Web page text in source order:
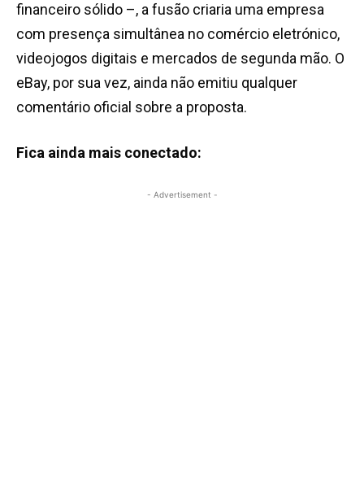
financeiro sólido –, a fusão criaria uma empresa
com presença simultânea no comércio eletrónico,
videojogos digitais e mercados de segunda mão. O
eBay, por sua vez, ainda não emitiu qualquer
comentário oficial sobre a proposta.
Fica ainda mais conectado:
- Advertisement -